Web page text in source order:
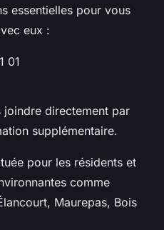
essentielles pour vous
eux :
01
directement par
supplémentaire.
pour les résidents et
comme
Maurepas, Bois